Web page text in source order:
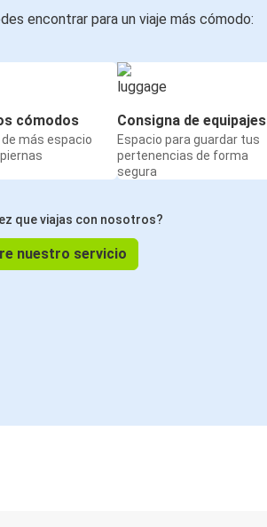
encontrar para un viaje más cómodo:
cómodos
más espacio
Consigna de equipajes
Espacio para guardar tus
pertenencias de forma
segura
que viajas con nosotros?
nuestro servicio